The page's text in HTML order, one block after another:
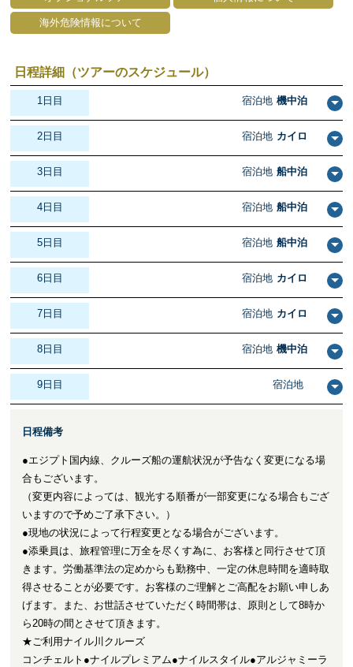
海外危険情報について
日程詳細（ツアーのスケジュール）
1日目 宿泊地 機中泊
2日目 宿泊地 カイロ
3日目 宿泊地 船中泊
4日目 宿泊地 船中泊
5日目 宿泊地 船中泊
6日目 宿泊地 カイロ
7日目 宿泊地 カイロ
8日目 宿泊地 機中泊
9日目 宿泊地
日程備考
●エジプト国内線、クルーズ船の運航状況が予告なく変更になる場
合もございます。
（変更内容によっては、観光する順番が一部変更になる場合もござ
いますので予めご了承下さい。）
●現地の状況によって行程変更となる場合がございます。
●添乗員は、旅程管理に万全を尽くす為に、お客様と同行させて頂
きます。労働基準法の定めからも勤務中、一定の休息時間を適時取
得させることが必要です。お客様のご理解とご高配をお願い申しあ
げます。また、お世話させていただく時間帯は、原則として8時か
ら20時の間とさせて頂きます。
★ご利用ナイル川クルーズ
コンチェルト●ナイルプレミアム●ナイルスタイル●アルジャミーラ